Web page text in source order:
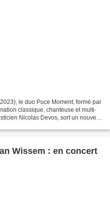
le duo Puce Moment, formé par
classique, chanteuse et multi-
Nicolas Devos, sort un nouvel
Wissem : en concert